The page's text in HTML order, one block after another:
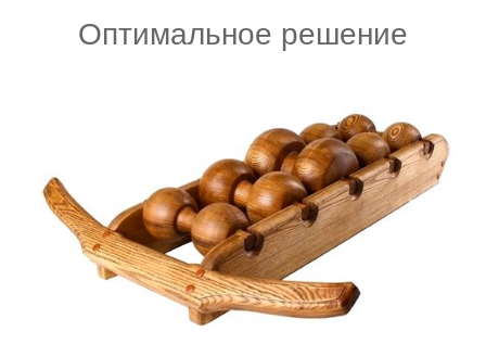
Оптимальное решение